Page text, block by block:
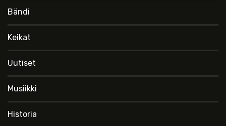
Bändi
Keikat
Uutiset
Musiikki
Historia